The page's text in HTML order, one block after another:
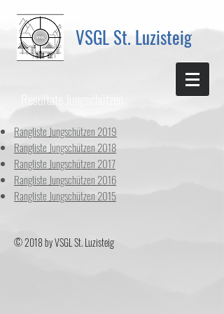
VSGL St. Luzisteig
Resultate Jungschützen
Rangliste Jungschützen 2019
Rangliste Jungschützen 2018
Rangliste Jungschützen 2017
Rangliste Jungschützen 2016
Rangliste Jungschützen 2015
© 2018 by VSGL St. Luzisteig